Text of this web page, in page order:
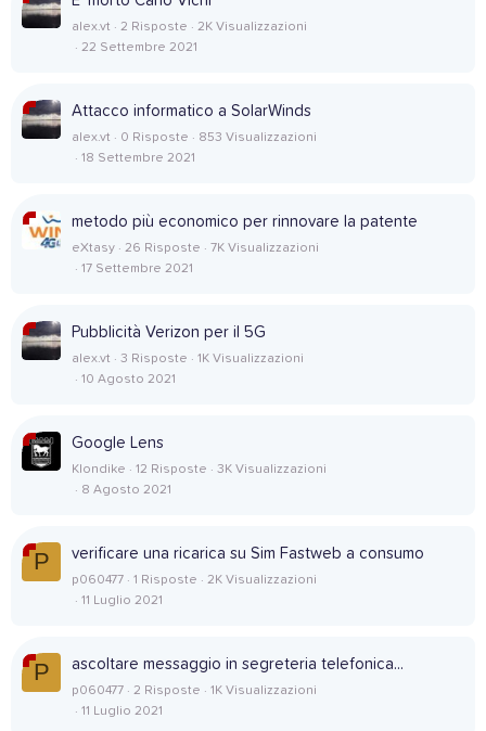
alex.vt 2 Risposte
2K Visualizzazioni
22 Settembre 2021
Attacco informatico a SolarWinds
alex.vt 0 Risposte
853 Visualizzazioni
18 Settembre 2021
metodo più economico per rinnovare la patente
eXtasy 26 Risposte
7K Visualizzazioni
17 Settembre 2021
Pubblicità Verizon per il 5G
alex.vt 3 Risposte
1K Visualizzazioni
10 Agosto 2021
Google Lens
Klondike 12 Risposte
3K Visualizzazioni
8 Agosto 2021
P verificare una ricarica su Sim Fastweb a consumo
p060477 1 Risposte
2K Visualizzazioni
11 Luglio 2021
P ascoltare messaggio in segreteria telefonica...
p060477 2 Risposte
1K Visualizzazioni
11 Luglio 2021